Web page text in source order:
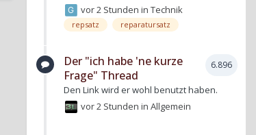
vor 2 Stunden inTechnik
repsatz reparatursatz
6.896
Der "ich habe 'ne kurze
Frage" Thread
Den Link wird er wohl benutzt haben.
vor 2 Stunden inAllgemein